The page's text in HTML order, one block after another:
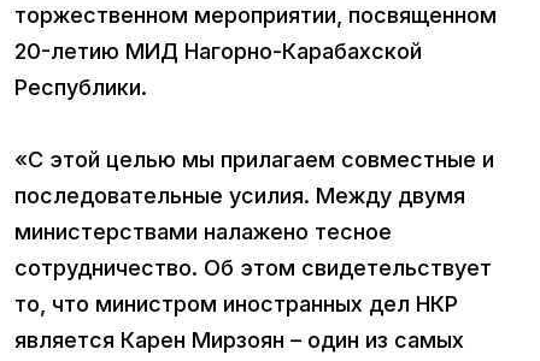
торжественном мероприятии, посвященном
20-летию МИД Нагорно-Карабахской
Республики.
«С этой целью мы прилагаем совместные и
последовательные усилия. Между двумя
министерствами налажено тесное
сотрудничество. Об этом свидетельствует
то, что министром иностранных дел НКР
является Карен Мирзоян – один из самых